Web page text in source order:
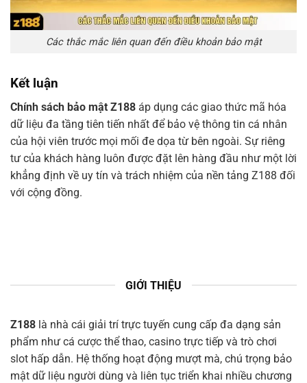
Các thắc mắc liên quan đến điều khoản bảo mật
Kết luận
Chính sách bảo mật Z188 áp dụng các giao thức mã hóa
dữ liệu đa tầng tiên tiến nhất để bảo vệ thông tin cá nhân
của hội viên trước mọi mối đe dọa từ bên ngoài. Sự riêng
tư của khách hàng luôn được đặt lên hàng đầu như một lời
khẳng định về uy tín và trách nhiệm của nền tảng Z188 đối
với cộng đồng.
GIỚI THIỆU
Z188 là nhà cái giải trí trực tuyến cung cấp đa dạng sản
phẩm như cá cược thể thao, casino trực tiếp và trò chơi
slot hấp dẫn. Hệ thống hoạt động mượt mà, chú trọng bảo
mật dữ liệu người dùng và liên tục triển khai nhiều chương